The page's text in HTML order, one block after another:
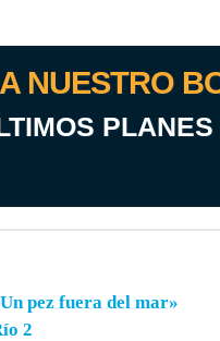
NUESTRO
pez fuera del mar»
2